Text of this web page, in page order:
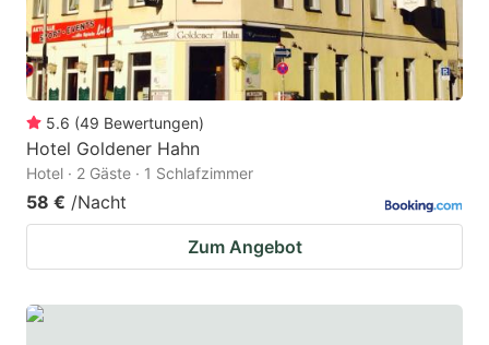
5.6 (49 Bewertungen)
Hotel Goldener Hahn
Hotel · 2 Gäste · 1 Schlafzimmer
58 € /Nacht
Zum Angebot